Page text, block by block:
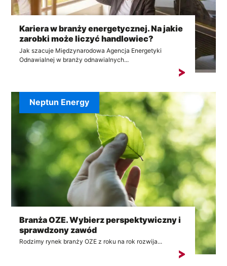
Kariera w branży energetycznej. Na jakie
zarobki może liczyć handlowiec?
Jak szacuje Międzynarodowa Agencja Energetyki
Odnawialnej w branży odnawialnych...
Branża OZE. Wybierz perspektywiczny i
sprawdzony zawód
Rodzimy rynek branży OZE z roku na rok rozwija...
Neptun Energy